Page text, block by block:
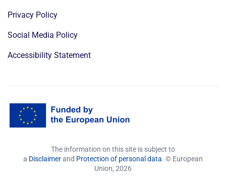
Privacy Policy
Social Media Policy
Accessibility Statement
The information on this site is subject to
a Disclaimerand Protection of personal data. © European
Union, 2026